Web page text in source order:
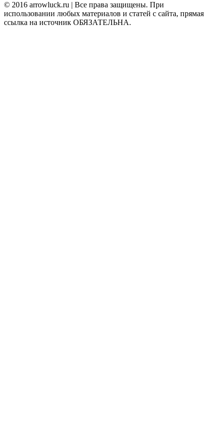
© 2016 arrowluck.ru | Все права защищены. При
использовании любых материалов и статей с сайта, прямая
ссылка на источник ОБЯЗАТЕЛЬНА.